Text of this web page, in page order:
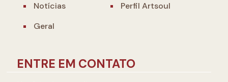
Notícias
Perfil Artsoul
Geral
ENTRE EM CONTATO